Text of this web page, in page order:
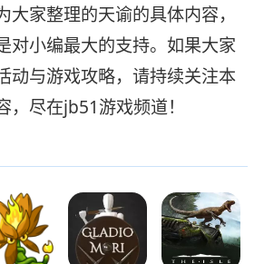
家整理的天谕的具体内容，
对小编最大的支持。如果大家
动与游戏攻略，请持续关注本
，尽在jb51游戏频道！